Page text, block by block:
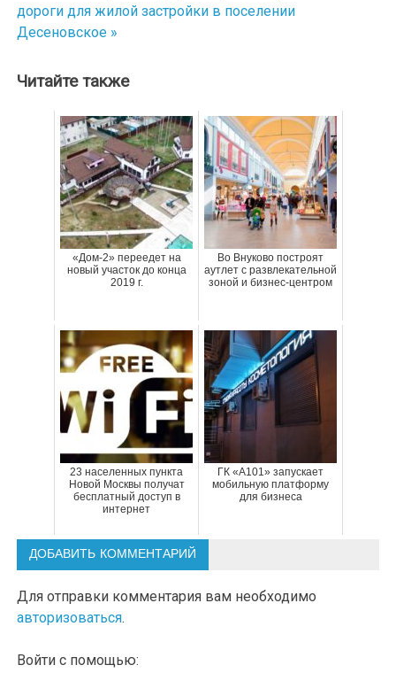
записям
дороги для жилой застройки в поселении
Десеновское »
Читайте также
«Дом-2» переедет на
новый участок до конца
2019 г.
Во Внуково построят
аутлет с развлекательной
зоной и бизнес-центром
23 населенных пункта
Новой Москвы получат
бесплатный доступ в
интернет
ГК «А101» запускает
мобильную платформу
для бизнеса
ДОБАВИТЬ КОММЕНТАРИЙ
Для отправки комментария вам необходимо
авторизоваться.
Войти с помощью: